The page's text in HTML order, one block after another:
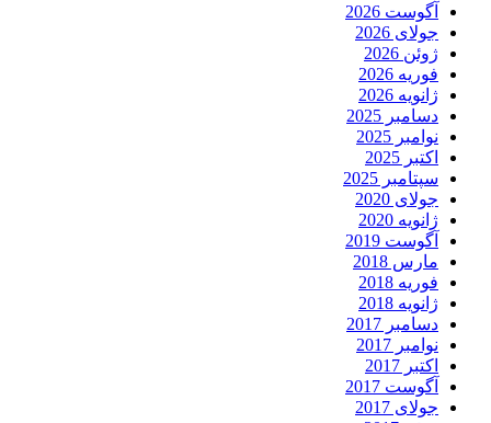
آگوست 2026
جولای 2026
ژوئن 2026
فوریه 2026
ژانویه 2026
دسامبر 2025
نوامبر 2025
اکتبر 2025
سپتامبر 2025
جولای 2020
ژانویه 2020
آگوست 2019
مارس 2018
فوریه 2018
ژانویه 2018
دسامبر 2017
نوامبر 2017
اکتبر 2017
آگوست 2017
جولای 2017